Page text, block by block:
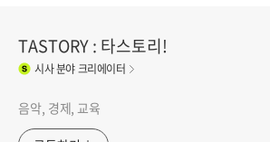
TASTORY : 타스토리!
시사분야 크리에이터
음악, 경제, 교육